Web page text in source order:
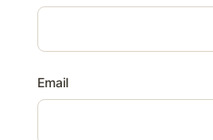
Email